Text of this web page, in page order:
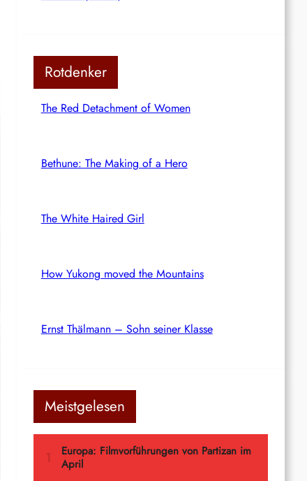
Rotdenker
The Red Detachment of Women
Bethune: The Making of a Hero
The White Haired Girl
How Yukong moved the Mountains
Ernst Thälmann – Sohn seiner Klasse
Meistgelesen